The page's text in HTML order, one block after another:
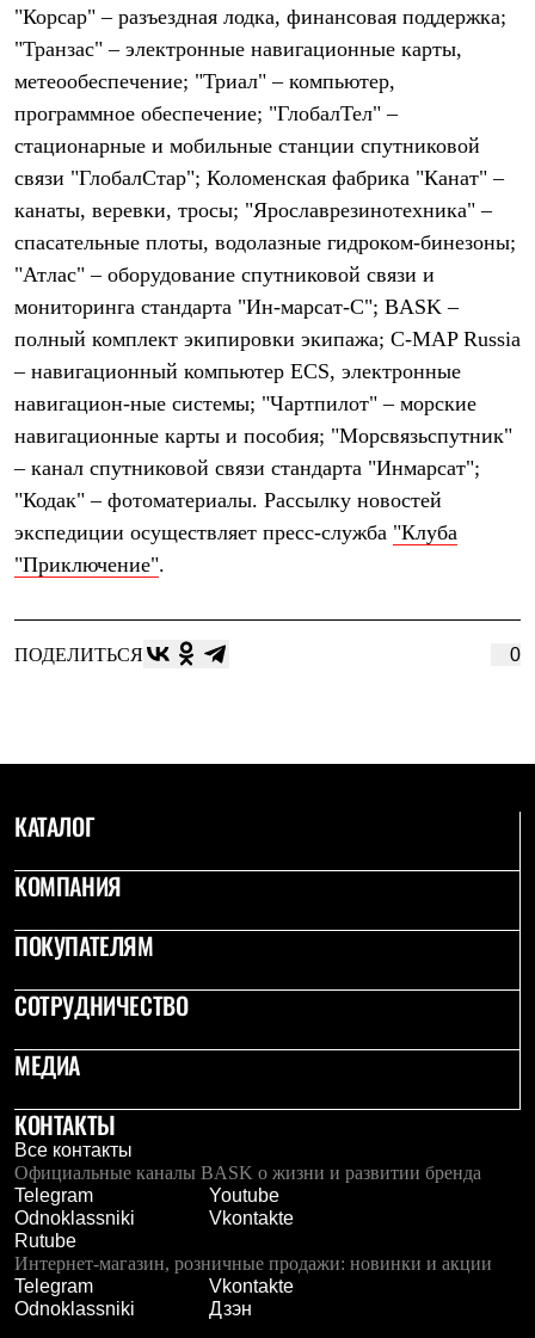
Палатки
Тенты
Аксессуары для палаток
Рюкзаки
Легкоходные
Альпинистские
Городские
Аксессуары для рюкзаков
Спальные мешки
Пуховые
С синтетическим утеплителем
Аксессуары для спальников
Сумки и баулы
Баулы
Кошельки
Сумки
Гермомешки
Полезные аксессуары
Книги
Коврики
Обувь
Женская обувь
Сапоги
Мужская обувь
Ботинки
Кроссовки
Бахилы
Чуни
Аксессуары
Головные уборы
Балаклавы и маски
Кепки и бейсболки
Повязки
Шарфы
Перчатки и рукавицы
Перчатки
Носки
Полезные аксессуары
Брелки
Ремни
Шевроны
Опушки
Термоковрики
Уход за одеждой
В Арктику
"Корсар" – разъездная лодка, финансовая поддержка;
"Транзас" – электронные навигационные карты,
метеообеспечение; "Триал" – компьютер,
программное обеспечение; "ГлобалТел" –
стационарные и мобильные станции спутниковой
связи "ГлобалСтар"; Коломенская фабрика "Канат" –
канаты, веревки, тросы; "Ярославрезинотехника" –
спасательные плоты, водолазные гидроком-бинезоны;
"Атлас" – оборудование спутниковой связи и
мониторинга стандарта "Ин-марсат-С"; BASK –
полный комплект экипировки экипажа; C-MAP Russia
– навигационный компьютер ECS, электронные
навигацион-ные системы; "Чартпилот" – морские
навигационные карты и пособия; "Морсвязьспутник"
– канал спутниковой связи стандарта "Инмарсат";
"Кодак" – фотоматериалы. Рассылку новостей
экспедиции осуществляет пресс-служба "Клуба
"Приключение".
ПОДЕЛИТЬСЯ 0
КАТАЛОГ
КОМПАНИЯ
ПОКУПАТЕЛЯМ
СОТРУДНИЧЕСТВО
МЕДИА
КОНТАКТЫ
Все контакты
Официальные каналы BASK о жизни и развитии бренда
Telegram
Youtube
Odnoklassniki
Vkontakte
Rutube
Интернет-магазин, розничные продажи: новинки и акции
Telegram
Vkontakte
Odnoklassniki
Дзэн